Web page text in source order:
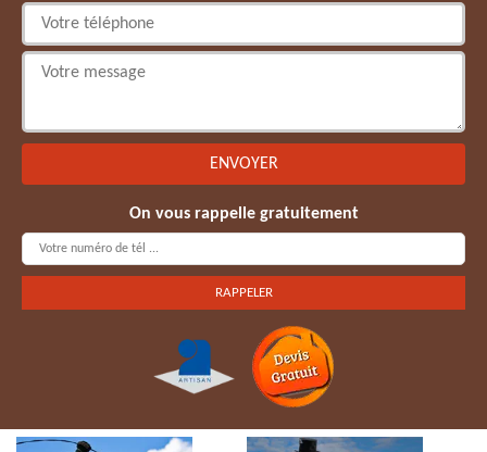
On vous rappelle gratuitement